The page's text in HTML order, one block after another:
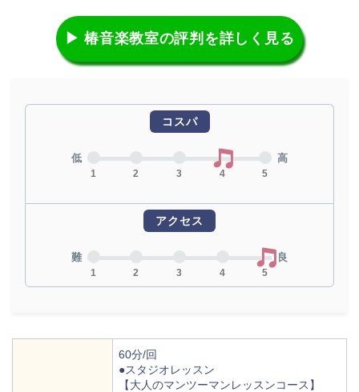
▶ 椿音楽教室の評判を詳しく見る
コスパ
低
1 2 3 4 5
高
アクセス
難
1 2 3 4 5
良
60分/回
●スタジオレッスン
【大人のマンツーマンレッスンコース】